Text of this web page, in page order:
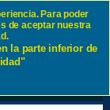
Gran
Para poder
de aceptar nuestra
la parte inferior de